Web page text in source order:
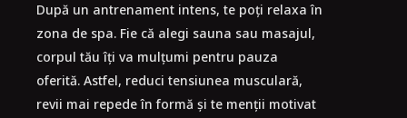
După un antrenament intens, te poți relaxa în
zona de spa. Fie că alegi sauna sau masajul,
corpul tău îți va mulțumi pentru pauza
oferită. Astfel, reduci tensiunea musculară,
revii mai repede în formă și te menții motivat
După un antrenament intens, te poți relaxa în
zona de spa. Fie că alegi sauna sau masajul,
corpul tău îți va mulțumi pentru pauza
oferită. Astfel, reduci tensiunea musculară,
revii mai repede în formă și te menții motivat